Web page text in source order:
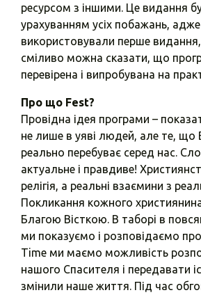
ресурсом з іншими. Це видання
урахуванням усіх побажань,
використовували перше
сміливо можна сказати, що
перевірена і випробувана на
Про що Fest?
Провідна ідея програми –
не лише в уяві людей, але те, що
реально перебуває серед нас.
актуальне і правдиве!
релігія, а реальні взаємини з
Покликання кожного
Благою Вісткою. В таборі в
ми показуємо і розповідаємо
Time ми маємо можливість
нашого Спасителя і передавати
змінили наше життя. Під час